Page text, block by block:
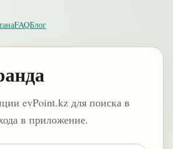
FAQБлог
evPoint.kz для поиска в
в приложение.